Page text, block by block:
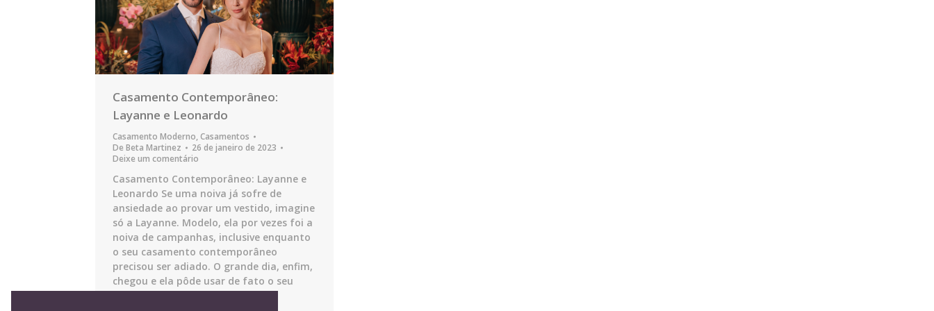
Casamento Contemporâneo:
Layanne e Leonardo
Casamento Moderno,Casamentos
De Beta Martinez
26 de janeiro de 2023
Deixe um comentário
Casamento Contemporâneo: Layanne e
Leonardo Se uma noiva já sofre de
ansiedade ao provar um vestido, imagine
só a Layanne. Modelo, ela por vezes foi a
noiva de campanhas, inclusive enquanto
o seu casamento contemporâneo
precisou ser adiado. O grande dia, enfim,
chegou e ela pôde usar de fato o seu
vestido de noiva e…